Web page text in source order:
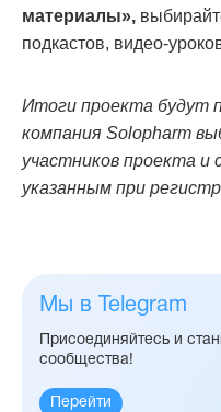
материалы»,
подкастов, видео-
Итоги проекта будут
компания Solopharm
участников проекта и
указанным при
Мы в Telegram
Присоединяйтесь и
сообщества!
Перейти